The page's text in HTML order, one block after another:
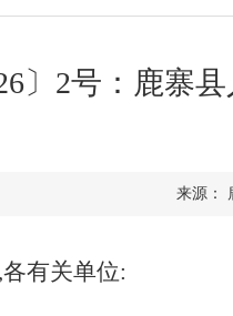
〕2号：鹿寨
来源：
,各有关单位: